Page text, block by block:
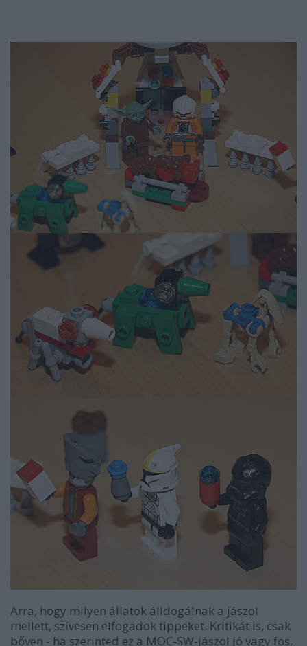
Arra, hogy milyen állatok álldogálnak a jászol
mellett, szívesen elfogadok tippeket. Kritikát is, csak
bőven - ha szerinted ez a MOC-SW-jászol jó vagy fos,